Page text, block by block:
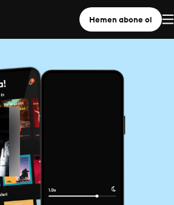
Hemen abone ol